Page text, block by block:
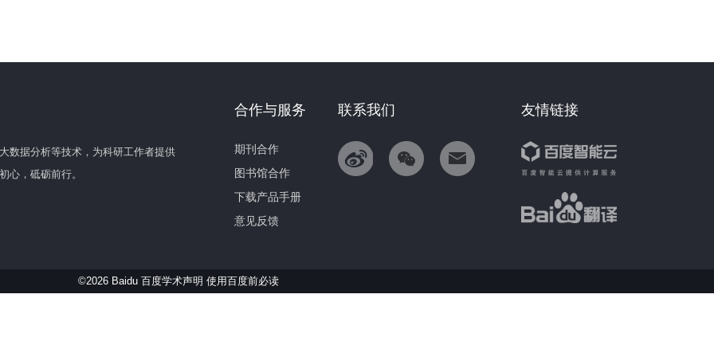
数据分析等技术，为科研工作者提供
心，砥砺前行。
友情链接
联系我们
合作与服务
期刊合作
图书馆合作
下载产品手册
意见反馈
©2026 Baidu 百度学术声明 使用百度前必读